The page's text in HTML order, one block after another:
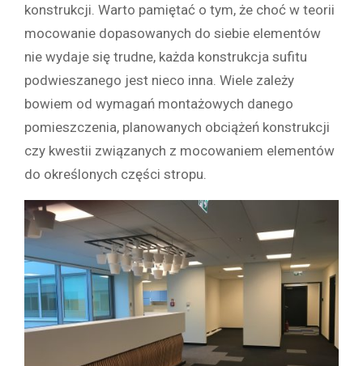
konstrukcji. Warto pamiętać o tym, że choć w teorii
mocowanie dopasowanych do siebie elementów
nie wydaje się trudne, każda konstrukcja sufitu
podwieszanego jest nieco inna. Wiele zależy
bowiem od wymagań montażowych danego
pomieszczenia, planowanych obciążeń konstrukcji
czy kwestii związanych z mocowaniem elementów
do określonych części stropu.